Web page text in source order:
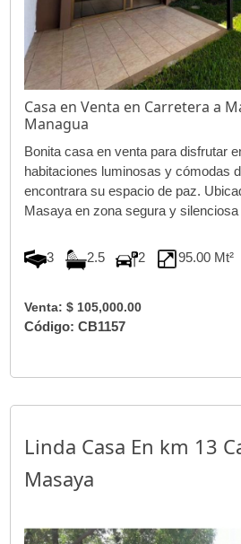
Casa en Venta en Carretera a
Managua
Bonita casa en venta para disfrutar
habitaciones luminosas y cómodas
encontrara su espacio de paz.
Masaya en zona segura y silenciosa
3 2.5 2 95.00 Mt²
Venta: $ 105,000.00
Código: CB1157
Linda Casa En km 13
Masaya